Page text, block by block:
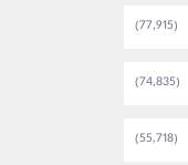
(77,915)
(74,835)
(55,718)